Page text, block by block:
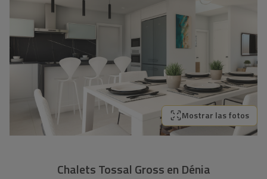
Mostrar las fotos
Chalets Tossal Gross en Dénia